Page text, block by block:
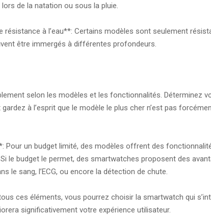
de la natation ou sous la pluie.
résistance à l’eau**: Certains modèles sont seulement
être immergés à différentes profondeurs.
selon les modèles et les fonctionnalités. Déterminez
à l’esprit que le modèle le plus cher n’est pas
Pour un budget limité, des modèles offrent des
le budget le permet, des smartwatches proposent des
le sang, l’ECG, ou encore la détection de chute.
ces éléments, vous pourrez choisir la smartwatch qui
significativement votre expérience utilisateur.